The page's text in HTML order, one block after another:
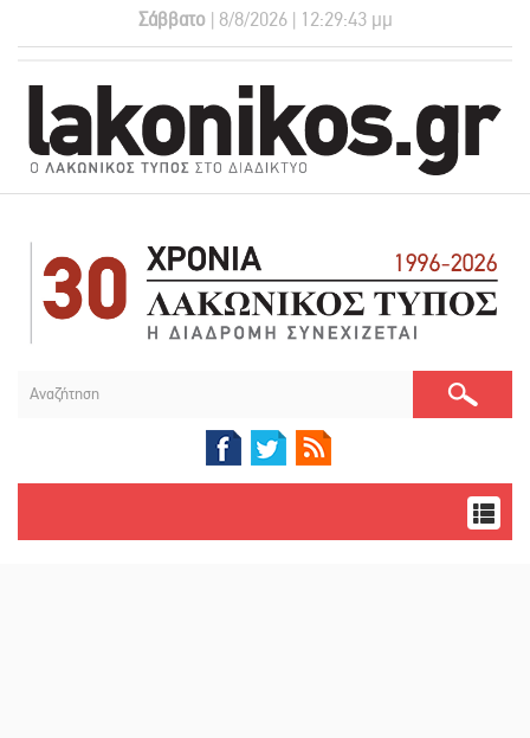
Σάββατο| 8/8/2026 | 12:29:44 μμ